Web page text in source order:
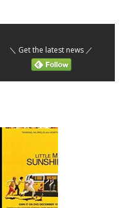
＼ Get the latest news ／